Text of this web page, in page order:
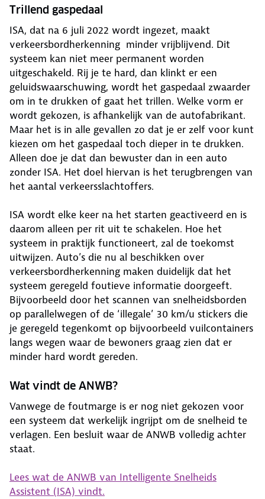
Trillend gaspedaal
ISA, dat na 6 juli 2022 wordt ingezet, maakt
verkeersbordherkenning minder vrijblijvend. Dit
systeem kan niet meer permanent worden
uitgeschakeld. Rij je te hard, dan klinkt er een
geluidswaarschuwing, wordt het gaspedaal zwaarder
om in te drukken of gaat het trillen. Welke vorm er
wordt gekozen, is afhankelijk van de autofabrikant.
Maar het is in alle gevallen zo dat je er zelf voor kunt
kiezen om het gaspedaal toch dieper in te drukken.
Alleen doe je dat dan bewuster dan in een auto
zonder ISA. Het doel hiervan is het terugbrengen van
het aantal verkeersslachtoffers.
ISA wordt elke keer na het starten geactiveerd en is
daarom alleen per rit uit te schakelen. Hoe het
systeem in praktijk functioneert, zal de toekomst
uitwijzen. Auto’s die nu al beschikken over
verkeersbordherkenning maken duidelijk dat het
systeem geregeld foutieve informatie doorgeeft.
Bijvoorbeeld door het scannen van snelheidsborden
op parallelwegen of de ‘illegale’ 30 km/u stickers die
je geregeld tegenkomt op bijvoorbeeld vuilcontainers
langs wegen waar de bewoners graag zien dat er
minder hard wordt gereden.
Wat vindt de ANWB?
Vanwege de foutmarge is er nog niet gekozen voor
een systeem dat werkelijk ingrijpt om de snelheid te
verlagen. Een besluit waar de ANWB volledig achter
staat.
Lees wat de ANWB van Intelligente Snelheids
Assistent (ISA) vindt.